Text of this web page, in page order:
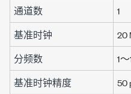
通道数
1
基准时钟
20
分频数
1
基准时钟精度
50